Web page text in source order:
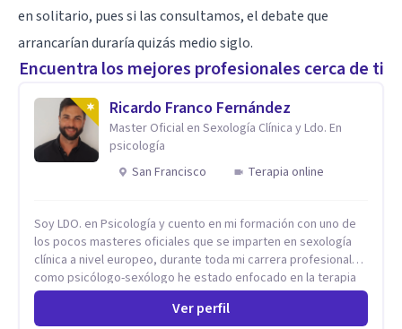
en solitario, pues si las consultamos, el debate que
arrancarían duraría quizás medio siglo.
Encuentra los mejores profesionales cerca de ti
Ricardo Franco Fernández
Master Oficial en Sexología Clínica y Ldo. En
psicología
San Francisco
Terapia online
Soy LDO. en Psicología y cuento en mi formación con uno de
los pocos masteres oficiales que se imparten en sexología
clínica a nivel europeo, durante toda mi carrera profesional
como psicólogo-sexólogo he estado enfocado en la terapia
sexual desde una perspectiva multidisciplinar BIO-PSICO-
SOCIAL ya que aunque las bases de mi trabajo son
Ver perfil